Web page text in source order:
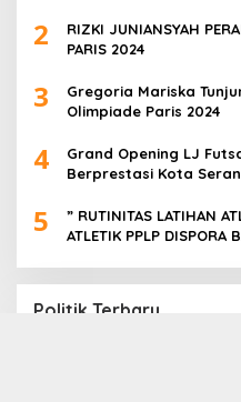
2
RIZKI JUNIANSYAH
PARIS 2024
3
Gregoria Mariska
Olimpiade Paris 2024
4
Grand Opening LJ
Berprestasi Kota
5
” RUTINITAS LATIHAN
ATLETIK PPLP DISPORA
Politik Terbaru